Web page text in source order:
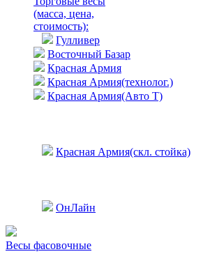
(масса, цена,
стоимость):
Гулливер
Восточный Базар
Красная Армия
Красная Армия(технолог.)
Красная Армия(Авто Т)
Красная Армия(скл. стойка)
ОнЛайн
Весы фасовочные